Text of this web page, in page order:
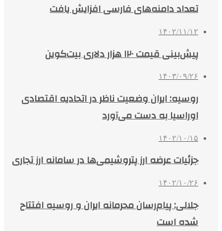
تعداد دامنه‌های فارسی افزایش یافت
۱۴۰۲/۱۱/۱۲
پیش‌بینی قیمت ۱۲۰ هزار دلاری بیت‌کوین
۱۴۰۳/۰۹/۲۶
روسیه: ایران وضعیت ناظر در اتحادیه اقتصادی
اوراسیا به دست می‌آورد
۱۴۰۲/۱۰/۱۵
جزئیات عرضه ارز پتروشیمی‌ها در سامانه ارز تجاری
۱۴۰۲/۱۰/۲۶
جلالی: پیام‌رسان محرمانه ایران و روسیه افتتاح
شده است